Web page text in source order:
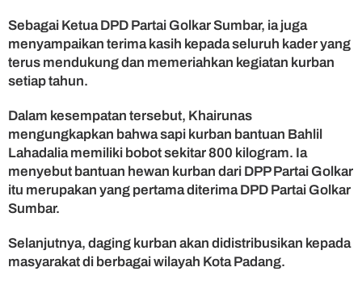
Sebagai Ketua DPD Partai Golkar Sumbar, ia juga
menyampaikan terima kasih kepada seluruh kader yang
terus mendukung dan memeriahkan kegiatan kurban
setiap tahun.
Dalam kesempatan tersebut, Khairunas
mengungkapkan bahwa sapi kurban bantuan Bahlil
Lahadalia memiliki bobot sekitar 800 kilogram. Ia
menyebut bantuan hewan kurban dari DPP Partai Golkar
itu merupakan yang pertama diterima DPD Partai Golkar
Sumbar.
Selanjutnya, daging kurban akan didistribusikan kepada
masyarakat di berbagai wilayah Kota Padang.